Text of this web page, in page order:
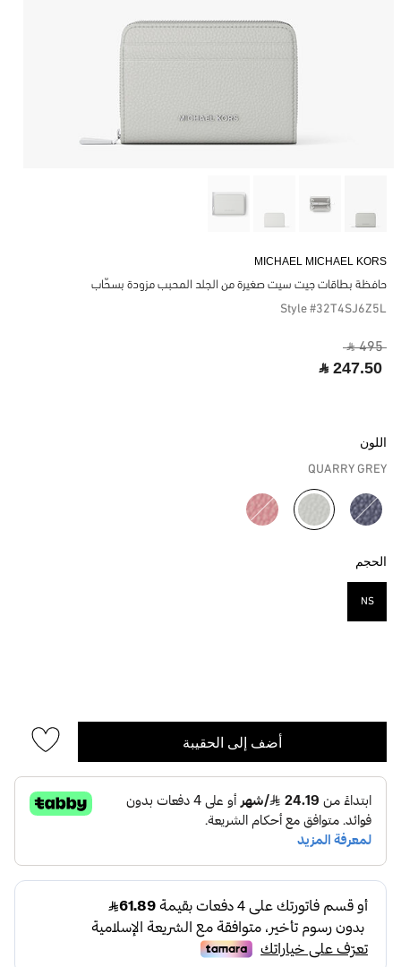
MICHAEL MICHAEL KORS
حافظة بطاقات جيت سيت صغيرة من الجلد المحبب مزودة بسحّاب
Style #32T4SJ6Z5L
‎ ⃁ 495 ‎
‎ ⃁ 247.50 ‎
اللون
QUARRY GREY
مختار
الحجم
NS
أضف إلى الحقيبة